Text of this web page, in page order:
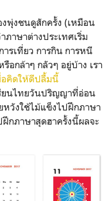
พุ่งชนดูสักครั้ง (เหมือน
ภาษาต่างประเทศเริ่ม
รเที่ยว การกิน การหนี
อกล้าๆ กลัวๆ อยู่บ้าง เรา
อคิดให้ดีปลื้มนี้
ยนไทยวันปริญญาที่อ่อน
หวังใช้ไม้แข็งไปฝึกภาษา
กภาษาสุดฮาครั้งนี้ผลจะ